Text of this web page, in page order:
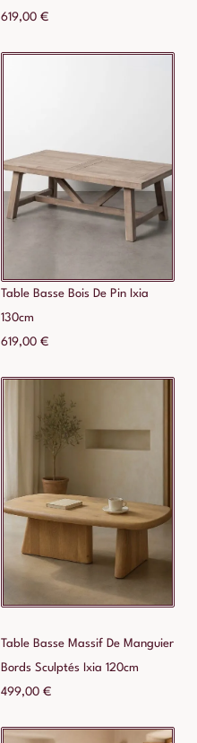
619,00 €
Table Basse Bois De Pin Ixia
130cm
619,00 €
Table Basse Massif De Manguier
Bords Sculptés Ixia 120cm
499,00 €